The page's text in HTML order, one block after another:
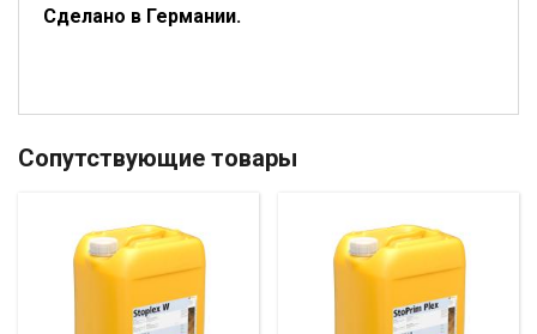
Сделано в Германии.
Сопутствующие товары